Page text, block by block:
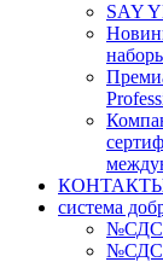
SAY
система